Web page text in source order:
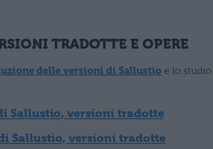
TRADOTTE E OPERE
delle versioni di Sallustio e lo studio
Sallustio, versioni tradotte
Sallustio, versioni tradotte